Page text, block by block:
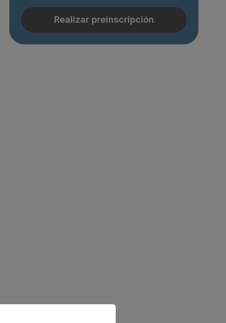
Realizar preinscripción